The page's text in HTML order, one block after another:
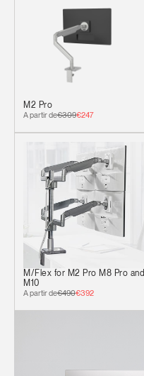
M2 Pro
A partir de€309€247
M/Flex for M2 Pro M8 Pro and
M10
A partir de€490€392